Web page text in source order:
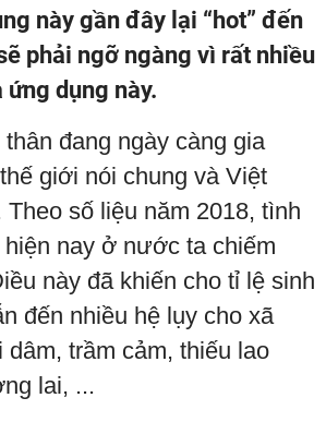
này gần đây lại “hot” đến
phải ngỡ ngàng vì rất nhiều
dụng này.
đang ngày càng gia
giới nói chung và Việt
Theo số liệu năm 2018, tình
nay ở nước ta chiếm
này đã khiến cho tỉ lệ sinh
đến nhiều hệ lụy cho xã
dâm, trầm cảm, thiếu lao
lai, ...